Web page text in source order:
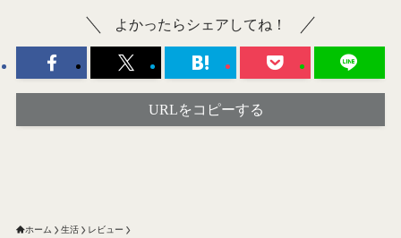
よかったらシェアしてね！
URLをコピーする
ホーム 生活 レビュー